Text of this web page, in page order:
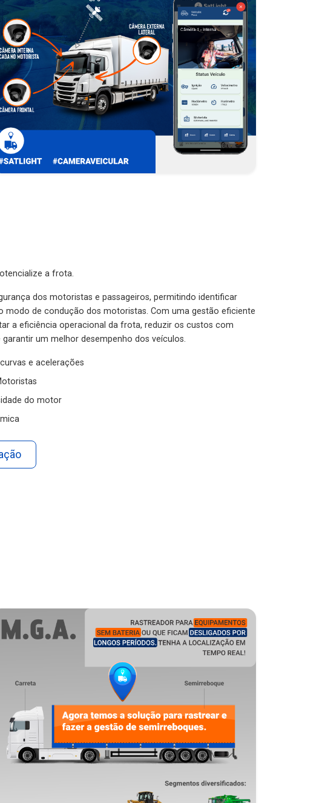
a frota.
dos motoristas e passageiros, permitindo identificar
modo de condução dos motoristas. Com uma gestão eficiente
a eficiência operacional da frota, reduzir os custos com
um melhor desempenho dos veículos.
e acelerações
do motor